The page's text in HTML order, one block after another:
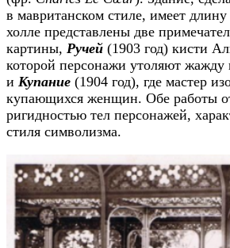
в мавританском стиле, имеет
холле представлены две
картины, Ручей (1903 год) кисти
которой персонажи утоляют жажду
и Купание (1904 год), где мастер
купающихся женщин. Обе работы
ригидностью тел персонажей,
стиля символизма.